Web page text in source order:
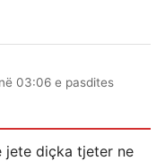
03:06 e pasdites
jete diçka tjeter ne